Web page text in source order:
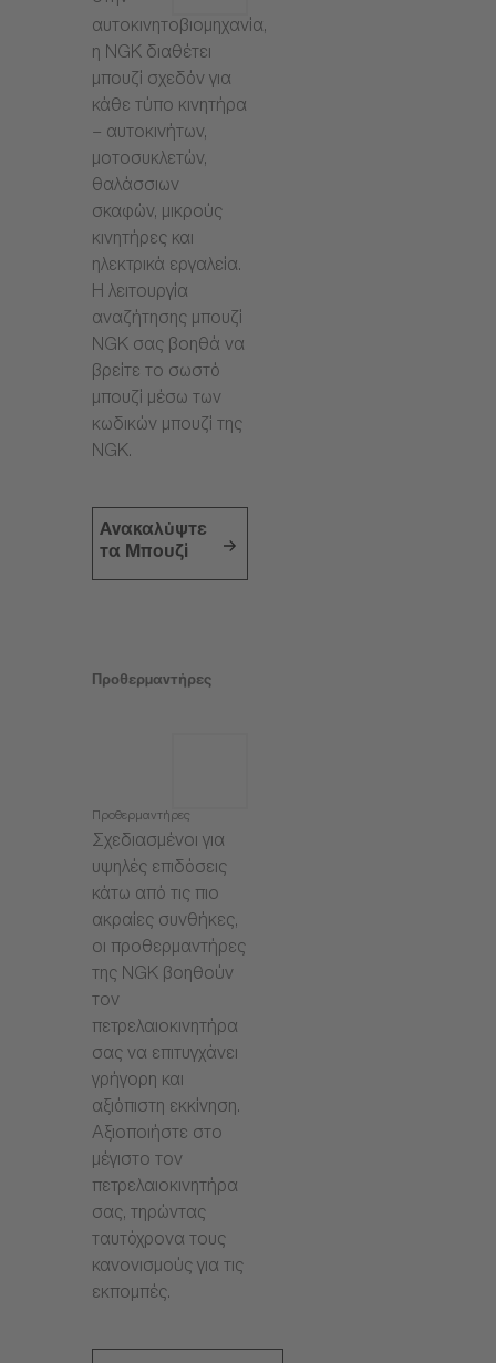
αυτοκινητοβιομηχανία,
η NGK διαθέτει
μπουζί σχεδόν για
κάθε τύπο κινητήρα
– αυτοκινήτων,
μοτοσυκλετών,
θαλάσσιων
σκαφών, μικρούς
κινητήρες και
ηλεκτρικά εργαλεία.
Η λειτουργία
αναζήτησης μπουζί
NGK σας βοηθά να
βρείτε το σωστό
μπουζί μέσω των
κωδικών μπουζί της
NGK.
Ανακαλύψτε
τα Μπουζί
Προθερμαντήρες
Προθερμαντήρες
Σχεδιασμένοι για
υψηλές επιδόσεις
κάτω από τις πιο
ακραίες συνθήκες,
οι προθερμαντήρες
της NGK βοηθούν
τον
πετρελαιοκινητήρα
σας να επιτυγχάνει
γρήγορη και
αξιόπιστη εκκίνηση.
Αξιοποιήστε στο
μέγιστο τον
πετρελαιοκινητήρα
σας, τηρώντας
ταυτόχρονα τους
κανονισμούς για τις
εκπομπές.